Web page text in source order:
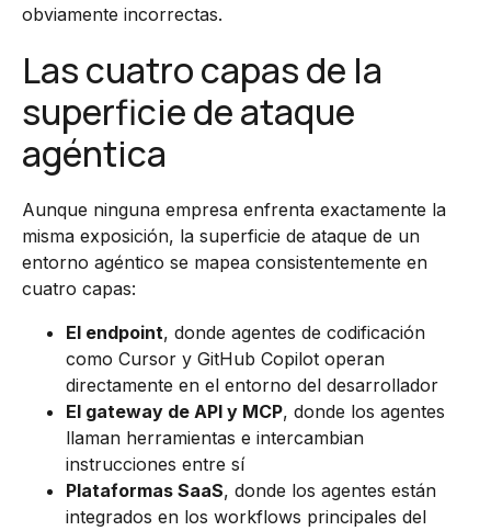
obviamente incorrectas.
Las cuatro capas de la
superficie de ataque
agéntica
Aunque ninguna empresa enfrenta exactamente la
misma exposición, la superficie de ataque de un
entorno agéntico se mapea consistentemente en
cuatro capas:
El endpoint, donde agentes de codificación
como Cursor y GitHub Copilot operan
directamente en el entorno del desarrollador
El gateway de API y MCP, donde los agentes
llaman herramientas e intercambian
instrucciones entre sí
Plataformas SaaS, donde los agentes están
integrados en los workflows principales del